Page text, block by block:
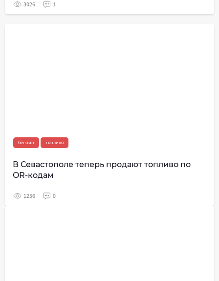
3026 1
бензин топливо
В Севастополе теперь продают топливо по
OR-кодам
1256 0